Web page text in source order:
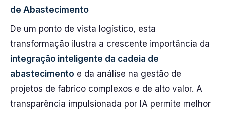
de Abastecimento
De um ponto de vista logístico, esta
transformação ilustra a crescente importância da
integração inteligente da cadeia de
abastecimento e da análise na gestão de
projetos de fabrico complexos e de alto valor. A
transparência impulsionada por IA permite melhor